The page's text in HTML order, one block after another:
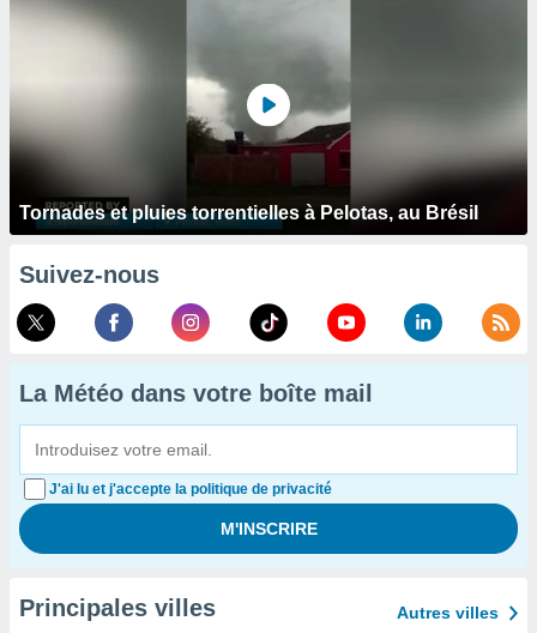
Tornades et pluies torrentielles à Pelotas, au Brésil
Suivez-nous
La Météo dans votre boîte mail
J'ai lu et j'accepte la politique de privacité
Principales villes Autres villes